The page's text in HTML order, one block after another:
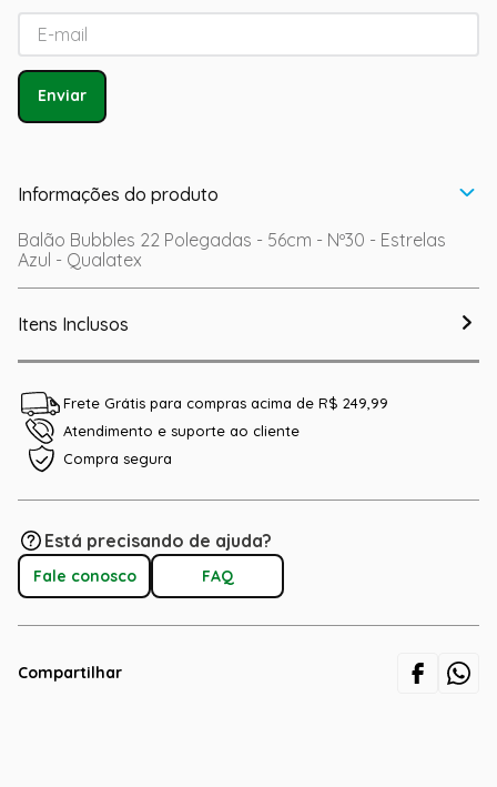
Enviar
Informações do produto
Balão Bubbles 22 Polegadas - 56cm - Nº30 - Estrelas
Azul - Qualatex
Itens Inclusos
Frete Grátis para compras acima de R$ 249,99
Atendimento e suporte ao cliente
Compra segura
Está precisando de ajuda?
Fale conosco FAQ
Compartilhar